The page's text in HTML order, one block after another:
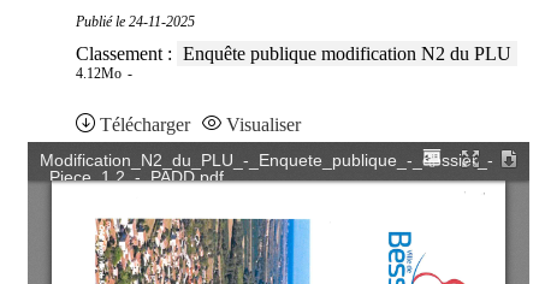
Publié le 24-11-2025
Classement : Enquête publique modification N2 du PLU
4.12Mo
Télécharger Visualiser